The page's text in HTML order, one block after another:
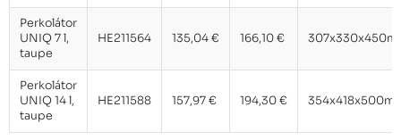
Perkolátor
UNIQ 7 l,
taupe
HE211564 135,04 € 166,10 €
Perkolátor
UNIQ 14 l,
taupe
HE211588 157,97 € 194,30 €